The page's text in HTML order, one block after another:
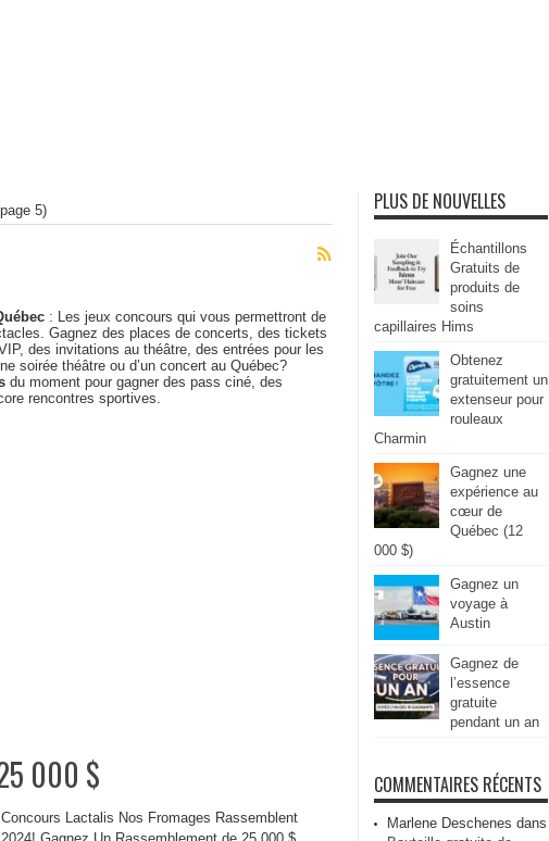
5)
: Les jeux concours qui vous permettront de
Gagnez des places de concerts, des tickets
des invitations au théâtre, des entrées pour les
soirée théâtre ou d’un concert au Québec?
du moment pour gagner des pass ciné, des
rencontres sportives.
000 $
Concours Lactalis Nos Fromages Rassemblent
PLUS DE NOUVELLES
Échantillons
Gratuits de
produits de
soins
capillaires Hims
Obtenez
gratuitement un
extenseur pour
rouleaux
Charmin
Gagnez une
expérience au
cœur de
Québec (12
000 $)
Gagnez un
voyage à
Austin
Gagnez de
l’essence
gratuite
pendant un an
COMMENTAIRES RÉCENTS
Marlene Deschenes dans